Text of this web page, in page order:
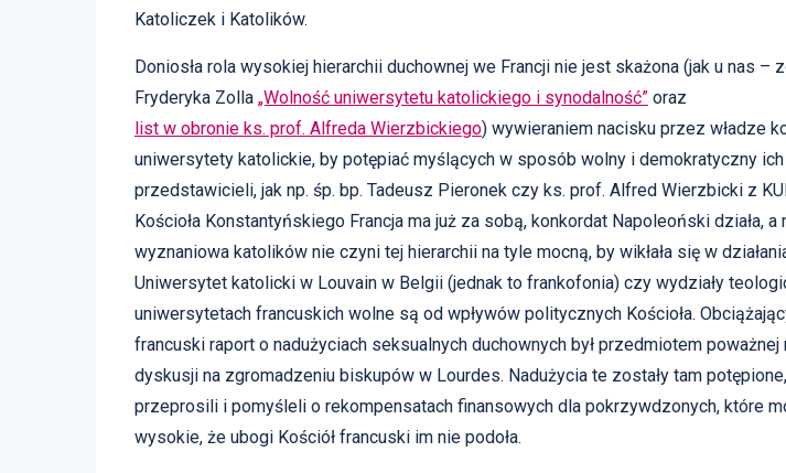
Katoliczek i Katolików.
Doniosła rola wysokiej hierarchii duchownej we Francji nie jest skażona (jak u nas –
Fryderyka Zolla „Wolność uniwersytetu katolickiego i synodalność” oraz
list w obronie ks. prof. Alfreda Wierzbickiego) wywieraniem nacisku przez władze
uniwersytety katolickie, by potępiać myślących w sposób wolny i demokratyczny
przedstawicieli, jak np. śp. bp. Tadeusz Pieronek czy ks. prof. Alfred Wierzbicki z
Kościoła Konstantyńskiego Francja ma już za sobą, konkordat Napoleoński działa,
wyznaniowa katolików nie czyni tej hierarchii na tyle mocną, by wikłała się w
Uniwersytet katolicki w Louvain w Belgii (jednak to frankofonia) czy wydziały
uniwersytetach francuskich wolne są od wpływów politycznych Kościoła.
francuski raport o nadużyciach seksualnych duchownych był przedmiotem
dyskusji na zgromadzeniu biskupów w Lourdes. Nadużycia te zostały tam
przeprosili i pomyśleli o rekompensatach finansowych dla pokrzywdzonych, które
wysokie, że ubogi Kościół francuski im nie podoła.